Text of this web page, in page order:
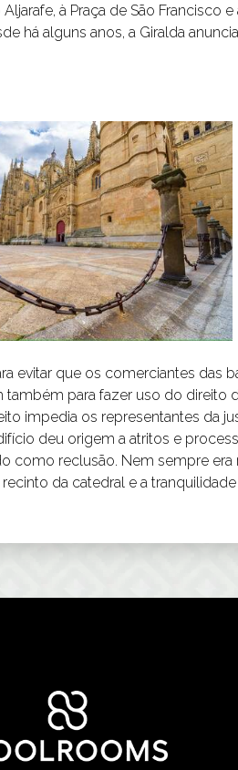
à Praça de São Francisco
há alguns anos, a Giralda
evitar que os comerciantes das
para fazer uso do
impedia os representantes da
deu origem a atritos e
como reclusão. Nem sempre
da catedral e a